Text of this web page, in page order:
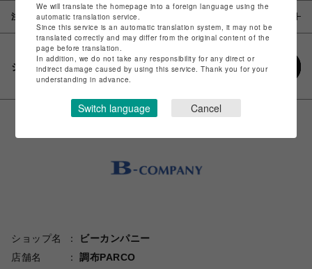
注意事項
シェアする
ショップ名
ビーカンパニー
店舗名
調布PARCO
We will translate the homepage into a foreign language using the
automatic translation service.
Since this service is an automatic translation system, it may not be
translated correctly and may differ from the original content of the
page before translation.
In addition, we do not take any responsibility for any direct or
indirect damage caused by using this service. Thank you for your
understanding in advance.
Switch language Cancel